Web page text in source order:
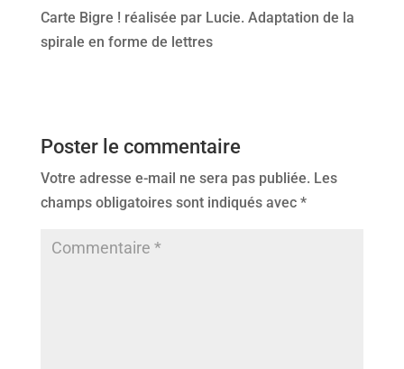
Carte Bigre ! réalisée par Lucie. Adaptation de la
spirale en forme de lettres
Poster le commentaire
Votre adresse e-mail ne sera pas publiée. Les
champs obligatoires sont indiqués avec *